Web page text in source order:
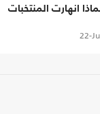
انهارت المنتخبات
22-